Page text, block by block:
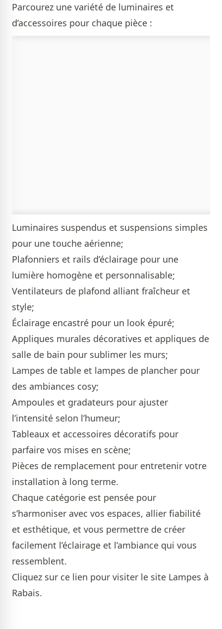
Parcourez une variété de luminaires et
d’accessoires pour chaque pièce :
Luminaires suspendus et suspensions simples
pour une touche aérienne;
Plafonniers et rails d’éclairage pour une
lumière homogène et personnalisable;
Ventilateurs de plafond alliant fraîcheur et
style;
Éclairage encastré pour un look épuré;
Appliques murales décoratives et appliques de
salle de bain pour sublimer les murs;
Lampes de table et lampes de plancher pour
des ambiances cosy;
Ampoules et gradateurs pour ajuster
l’intensité selon l’humeur;
Tableaux et accessoires décoratifs pour
parfaire vos mises en scène;
Pièces de remplacement pour entretenir votre
installation à long terme.
Chaque catégorie est pensée pour
s’harmoniser avec vos espaces, allier fiabilité
et esthétique, et vous permettre de créer
facilement l’éclairage et l’ambiance qui vous
ressemblent.
Cliquez sur ce lien pour visiter le site Lampes à
Rabais.